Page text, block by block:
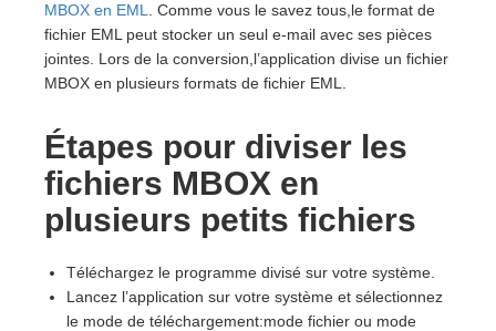
MBOX en EML. Comme vous le savez tous,le format de
fichier EML peut stocker un seul e-mail avec ses pièces
jointes. Lors de la conversion,l’application divise un fichier
MBOX en plusieurs formats de fichier EML.
Étapes pour diviser les
fichiers MBOX en
plusieurs petits fichiers
Téléchargez le programme divisé sur votre système.
Lancez l’application sur votre système et sélectionnez
le mode de téléchargement:mode fichier ou mode